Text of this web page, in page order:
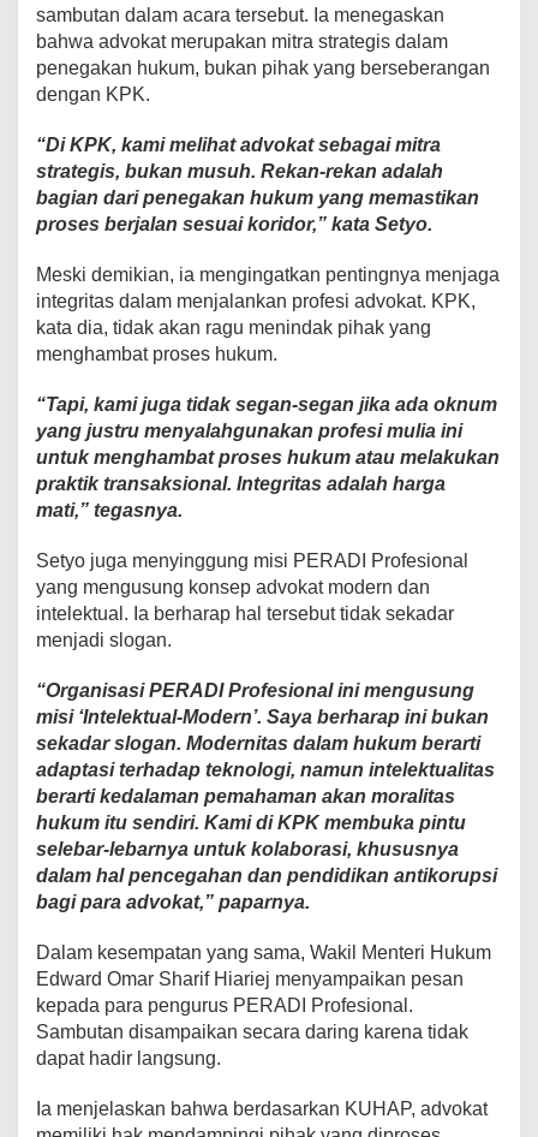
sambutan dalam acara tersebut. Ia menegaskan
bahwa advokat merupakan mitra strategis dalam
penegakan hukum, bukan pihak yang berseberangan
dengan KPK.
“Di KPK, kami melihat advokat sebagai mitra
strategis, bukan musuh. Rekan-rekan adalah
bagian dari penegakan hukum yang memastikan
proses berjalan sesuai koridor,” kata Setyo.
Meski demikian, ia mengingatkan pentingnya menjaga
integritas dalam menjalankan profesi advokat. KPK,
kata dia, tidak akan ragu menindak pihak yang
menghambat proses hukum.
“Tapi, kami juga tidak segan-segan jika ada oknum
yang justru menyalahgunakan profesi mulia ini
untuk menghambat proses hukum atau melakukan
praktik transaksional. Integritas adalah harga
mati,” tegasnya.
Setyo juga menyinggung misi PERADI Profesional
yang mengusung konsep advokat modern dan
intelektual. Ia berharap hal tersebut tidak sekadar
menjadi slogan.
“Organisasi PERADI Profesional ini mengusung
misi ‘Intelektual-Modern’. Saya berharap ini bukan
sekadar slogan. Modernitas dalam hukum berarti
adaptasi terhadap teknologi, namun intelektualitas
berarti kedalaman pemahaman akan moralitas
hukum itu sendiri. Kami di KPK membuka pintu
selebar-lebarnya untuk kolaborasi, khususnya
dalam hal pencegahan dan pendidikan antikorupsi
bagi para advokat,” paparnya.
Dalam kesempatan yang sama, Wakil Menteri Hukum
Edward Omar Sharif Hiariej menyampaikan pesan
kepada para pengurus PERADI Profesional.
Sambutan disampaikan secara daring karena tidak
dapat hadir langsung.
Ia menjelaskan bahwa berdasarkan KUHAP, advokat